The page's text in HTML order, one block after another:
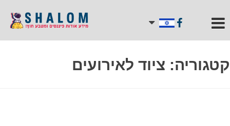
קטגוריה: ציוד לאירועים